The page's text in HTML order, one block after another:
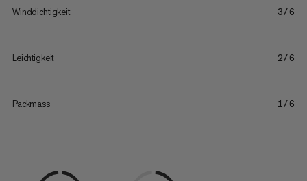
Winddichtigkeit 3/6
Leichtigkeit 2/6
Packmass 1/6